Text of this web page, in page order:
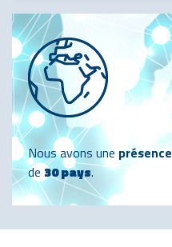
Nous avons une
de 30 pays.